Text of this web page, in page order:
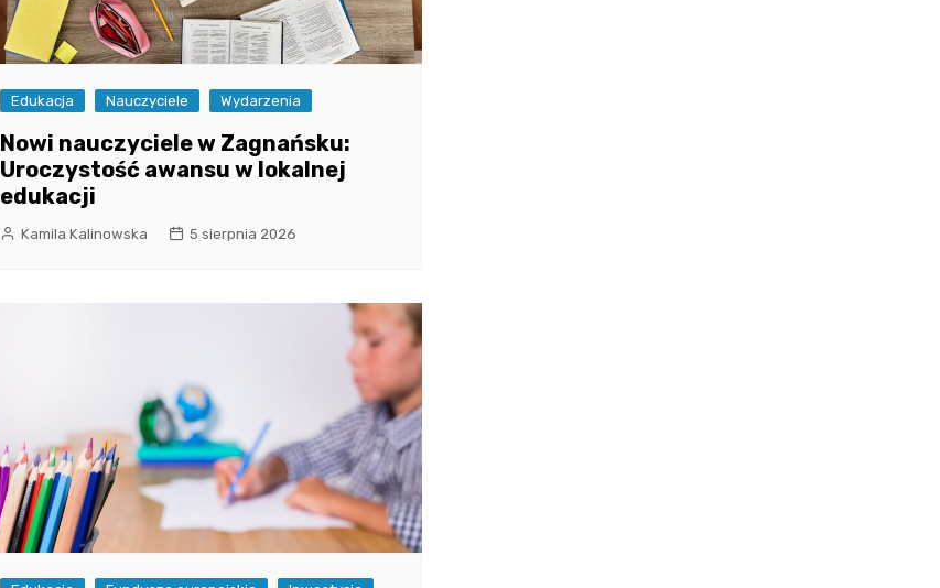
Edukacja Nauczyciele Wydarzenia
Nowi nauczyciele w Zagnańsku:
Uroczystość awansu w lokalnej
edukacji
Kamila Kalinowska 5 sierpnia 2026